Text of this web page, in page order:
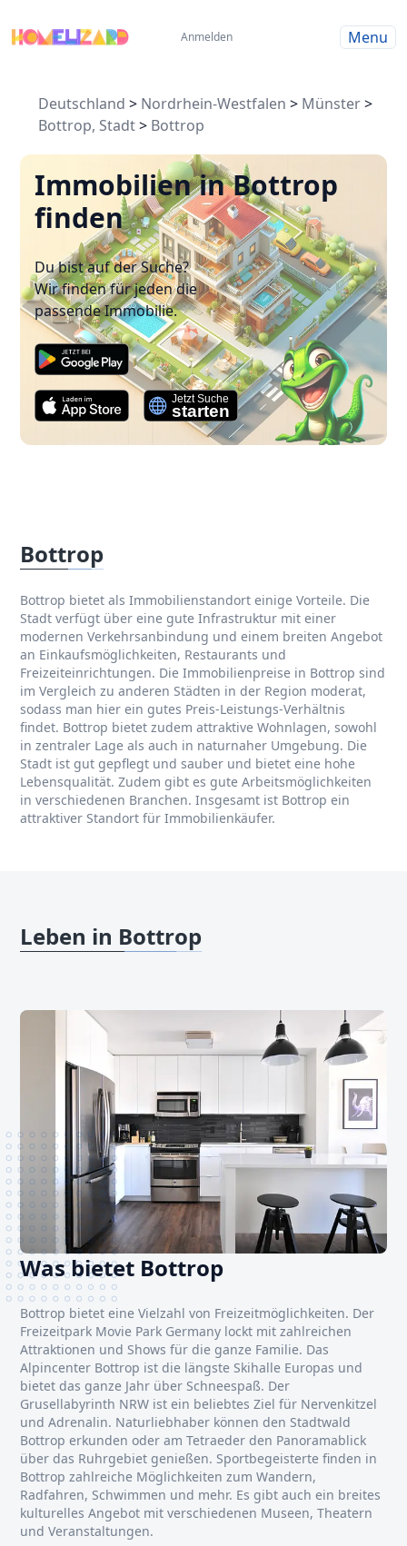
Anmelden Menu
Deutschland > Nordrhein-Westfalen > Münster>
Bottrop, Stadt> Bottrop
Immobilien in Bottrop
finden
Du bist auf der Suche?
Wir finden für jeden die
passende Immobilie.
Bottrop
Bottrop bietet als Immobilienstandort einige Vorteile. Die
Stadt verfügt über eine gute Infrastruktur mit einer
modernen Verkehrsanbindung und einem breiten Angebot
an Einkaufsmöglichkeiten, Restaurants und
Freizeiteinrichtungen. Die Immobilienpreise in Bottrop sind
im Vergleich zu anderen Städten in der Region moderat,
sodass man hier ein gutes Preis-Leistungs-Verhältnis
findet. Bottrop bietet zudem attraktive Wohnlagen, sowohl
in zentraler Lage als auch in naturnaher Umgebung. Die
Stadt ist gut gepflegt und sauber und bietet eine hohe
Lebensqualität. Zudem gibt es gute Arbeitsmöglichkeiten
in verschiedenen Branchen. Insgesamt ist Bottrop ein
attraktiver Standort für Immobilienkäufer.
Leben in Bottrop
Was bietet Bottrop
Bottrop bietet eine Vielzahl von Freizeitmöglichkeiten. Der
Freizeitpark Movie Park Germany lockt mit zahlreichen
Attraktionen und Shows für die ganze Familie. Das
Alpincenter Bottrop ist die längste Skihalle Europas und
bietet das ganze Jahr über Schneespaß. Der
Grusellabyrinth NRW ist ein beliebtes Ziel für Nervenkitzel
und Adrenalin. Naturliebhaber können den Stadtwald
Bottrop erkunden oder am Tetraeder den Panoramablick
über das Ruhrgebiet genießen. Sportbegeisterte finden in
Bottrop zahlreiche Möglichkeiten zum Wandern,
Radfahren, Schwimmen und mehr. Es gibt auch ein breites
kulturelles Angebot mit verschiedenen Museen, Theatern
und Veranstaltungen.